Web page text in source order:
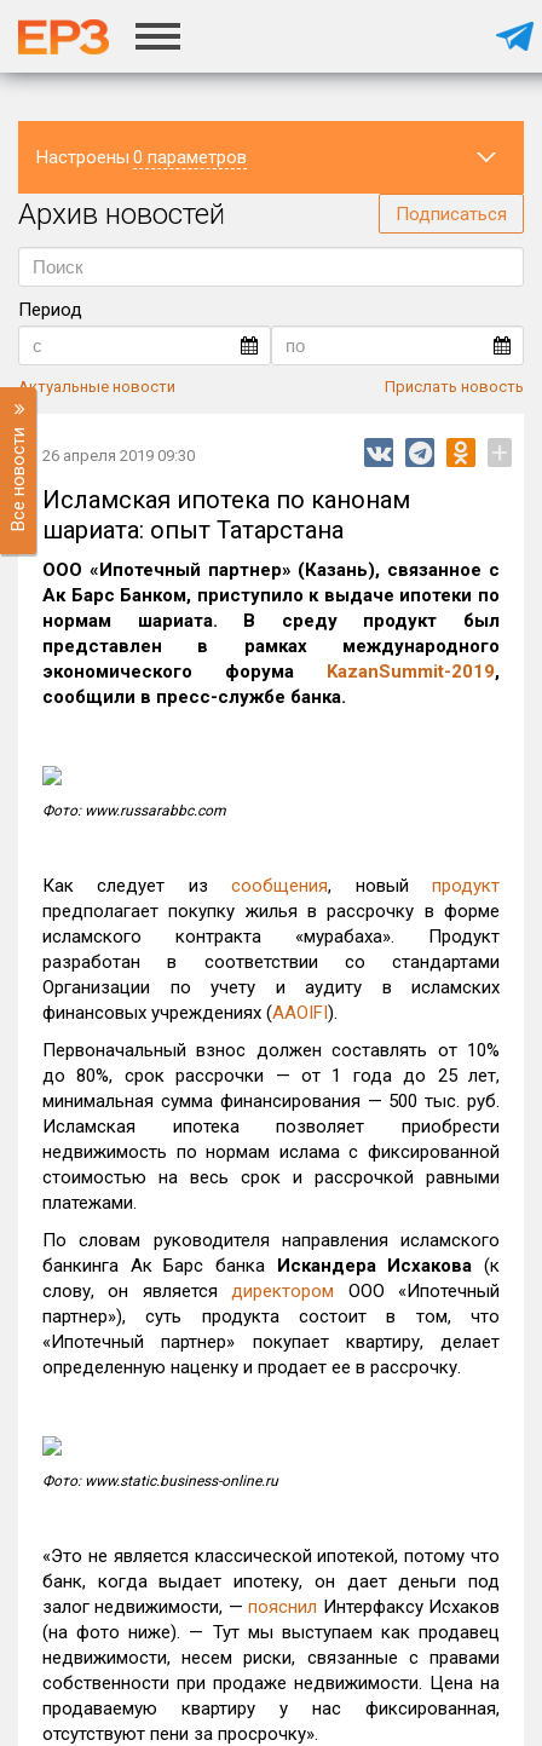
Настроены 0 параметров
Регион
Архив новостей Подписаться
Период
Актуальные новости Прислать новость
Все новости 26 апреля 2019 09:30 +
Исламская ипотека по канонам
шариата: опыт Татарстана
ООО «Ипотечный партнер» (Казань), связанное с
Ак Барс Банком, приступило к выдаче ипотеки по
нормам шариата. В среду продукт был
представлен в рамках международного
экономического форума KazanSummit-2019,
сообщили в пресс-службе банка.
Фото: www.russarabbc.com
Как следует изсообщения, новыйпродукт
предполагает покупку жилья в рассрочку в форме
исламского контракта «мурабаха». Продукт
разработан в соответствии со стандартами
Организации по учету и аудиту в исламских
финансовых учреждениях (AAOIFI).
Первоначальный взнос должен составлять от 10%
до 80%, срок рассрочки — от 1 года до 25 лет,
минимальная сумма финансирования — 500 тыс. руб.
Исламская ипотека позволяет приобрести
недвижимость по нормам ислама с фиксированной
стоимостью на весь срок и рассрочкой равными
платежами.
По словам руководителя направления исламского
банкинга Ак Барс банка Искандера Исхакова (к
слову, он являетсядиректором ООО «Ипотечный
партнер»), суть продукта состоит в том, что
«Ипотечный партнер» покупает квартиру, делает
определенную наценку и продает ее в рассрочку.
Фото: www.static.business-online.ru
«Это не является классической ипотекой, потому что
банк, когда выдает ипотеку, он дает деньги под
залог недвижимости, —пояснил Интерфаксу Исхаков
(на фото ниже). — Тут мы выступаем как продавец
недвижимости, несем риски, связанные с правами
собственности при продаже недвижимости. Цена на
продаваемую квартиру у нас фиксированная,
отсутствуют пени за просрочку».